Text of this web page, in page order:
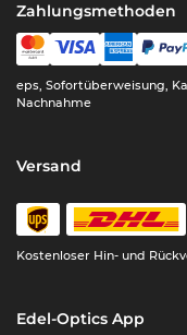
Zahlungsmethoden
eps, Sofortüberweisung,
Nachnahme
Versand
Kostenloser Hin- und
Edel-Optics App